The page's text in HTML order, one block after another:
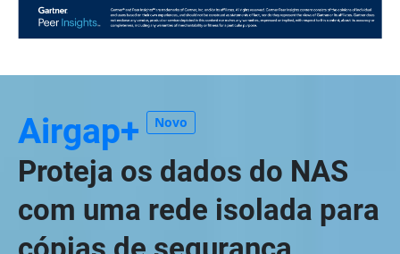
Airgap+ Novo
Proteja os dados do NAS
com uma rede isolada para